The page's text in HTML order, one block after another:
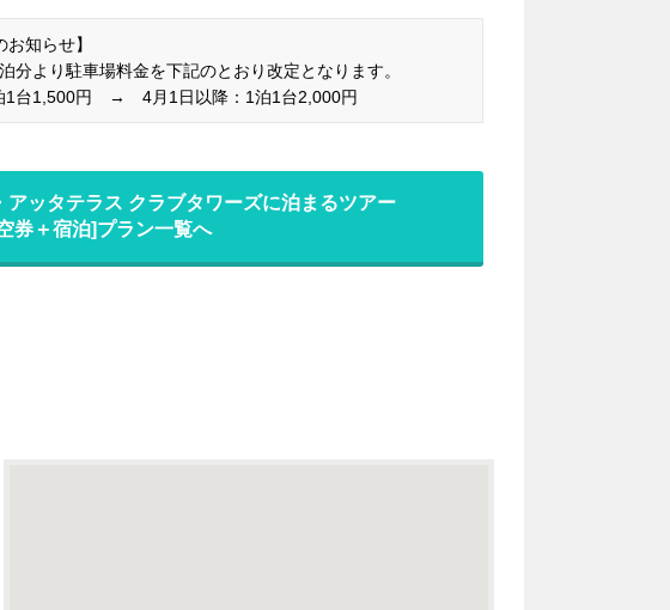
お知らせ】
分より駐車場料金を下記のとおり改定となります。
1台1,500円 → 4月1日以降：1泊1台2,000円
アッタテラス クラブタワーズに泊まるツアー
券＋宿泊]プラン一覧へ